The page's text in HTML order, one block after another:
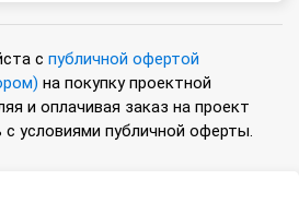
с публичной офертой
на покупку проектной
и оплачивая заказ на проект
условиями публичной оферты.